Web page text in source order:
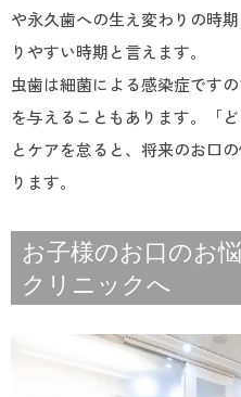
や永久歯への生え変わりの時
りやすい時期と言えます。
虫歯は細菌による感染症です
を与えることもあります。「
とケアを怠ると、将来のお口
ります。
お子様のお口のお
クリニックへ